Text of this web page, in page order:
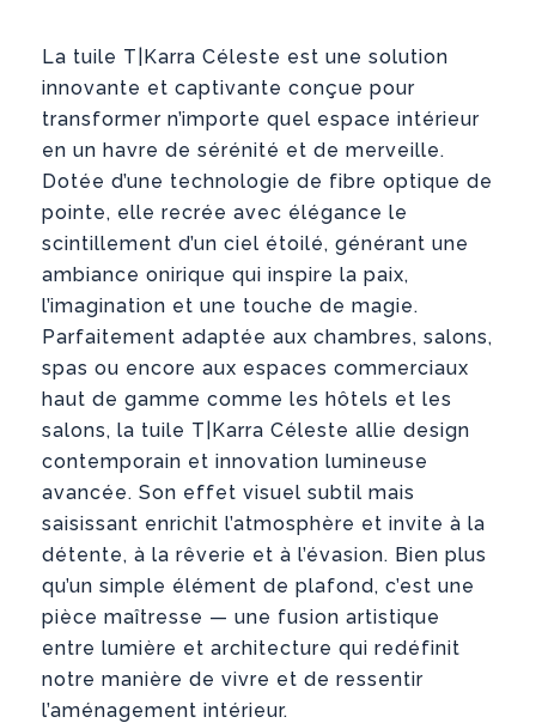
La tuile T|Karra Céleste est une solution
innovante et captivante conçue pour
transformer n’importe quel espace intérieur
en un havre de sérénité et de merveille.
Dotée d’une technologie de fibre optique de
pointe, elle recrée avec élégance le
scintillement d’un ciel étoilé, générant une
ambiance onirique qui inspire la paix,
l’imagination et une touche de magie.
Parfaitement adaptée aux chambres, salons,
spas ou encore aux espaces commerciaux
haut de gamme comme les hôtels et les
salons, la tuile T|Karra Céleste allie design
contemporain et innovation lumineuse
avancée. Son effet visuel subtil mais
saisissant enrichit l’atmosphère et invite à la
détente, à la rêverie et à l’évasion. Bien plus
qu’un simple élément de plafond, c’est une
pièce maîtresse — une fusion artistique
entre lumière et architecture qui redéfinit
notre manière de vivre et de ressentir
l’aménagement intérieur.